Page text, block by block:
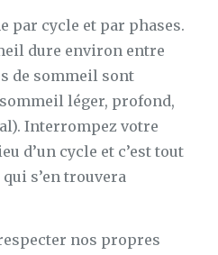
par cycle et par phases.
dure environ entre
de sommeil sont
léger, profond,
Interrompez votre
d’un cycle et c’est tout
s’en trouvera
nos propres